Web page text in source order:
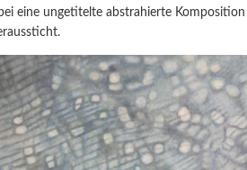
eine ungetitelte abstrahierte